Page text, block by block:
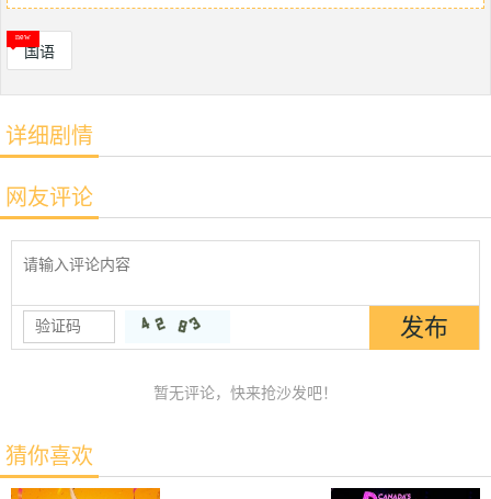
国语
详细剧情
网友评论
暂无评论，快来抢沙发吧！
猜你喜欢